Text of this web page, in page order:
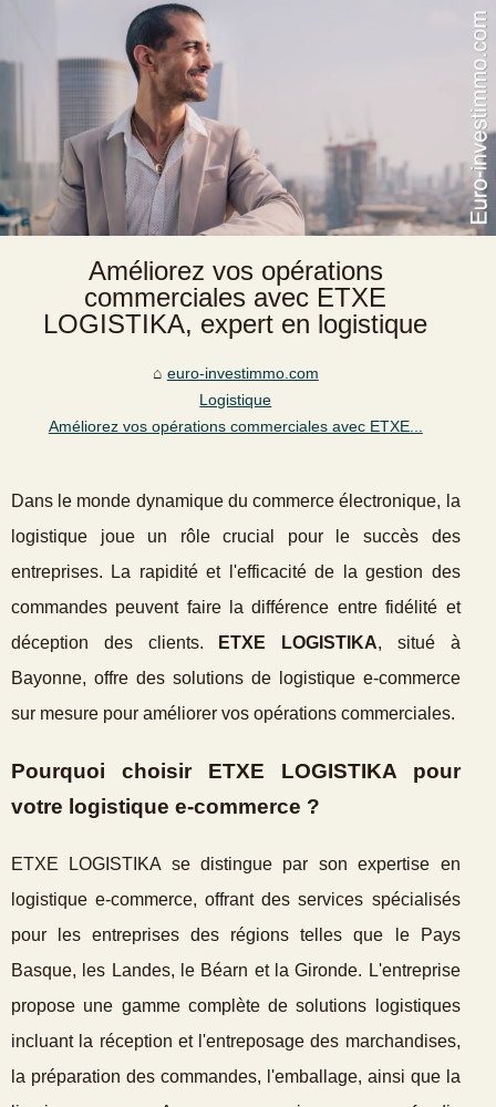
Améliorez vos opérations
commerciales avec ETXE
LOGISTIKA, expert en logistique
euro-investimmo.com
Logistique
Améliorez vos opérations commerciales avec ETXE...
Dans le monde dynamique du commerce électronique, la
logistique joue un rôle crucial pour le succès des
entreprises. La rapidité et l'efficacité de la gestion des
commandes peuvent faire la différence entre fidélité et
déception des clients.
ETXE LOGISTIKA, situé à
Bayonne, offre des solutions de logistique e-commerce
sur mesure pour améliorer vos opérations commerciales.
Pourquoi choisir ETXE LOGISTIKA pour
votre logistique e-commerce ?
ETXE LOGISTIKA se distingue par son expertise en
logistique e-commerce, offrant des services spécialisés
pour les entreprises des régions telles que le Pays
Basque, les Landes, le Béarn et la Gironde. L'entreprise
propose une gamme complète de solutions logistiques
incluant la réception et l'entreposage des marchandises,
la préparation des commandes, l'emballage, ainsi que la